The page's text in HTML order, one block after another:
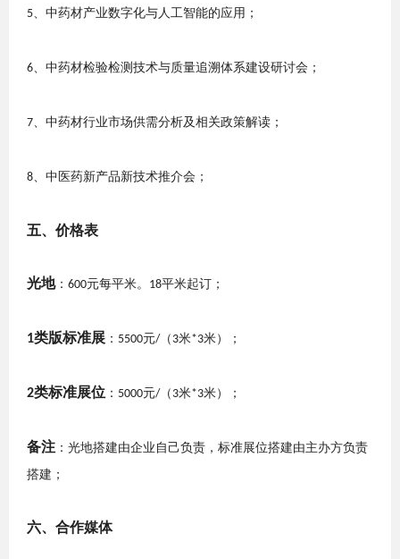
5、 中药材产业数字化与人工智能的应用 ；
6、 中药材检验检测技术与质量追溯体系建设研讨会 ；
7、 中药材行业市场供需分析及相关政策解读 ；
8、中医药新产品新技术推介会 ；
五、价格表
光地： 600元每平米。 18平米起订；
1类版标准展 ： 5500元/（ 3米*3米）；
2类标准展位 ： 5000元/（ 3米*3米）；
备注 ：光地搭建由企业自己负责，标准展位搭建由主办方负责
搭建；
六、合作媒体